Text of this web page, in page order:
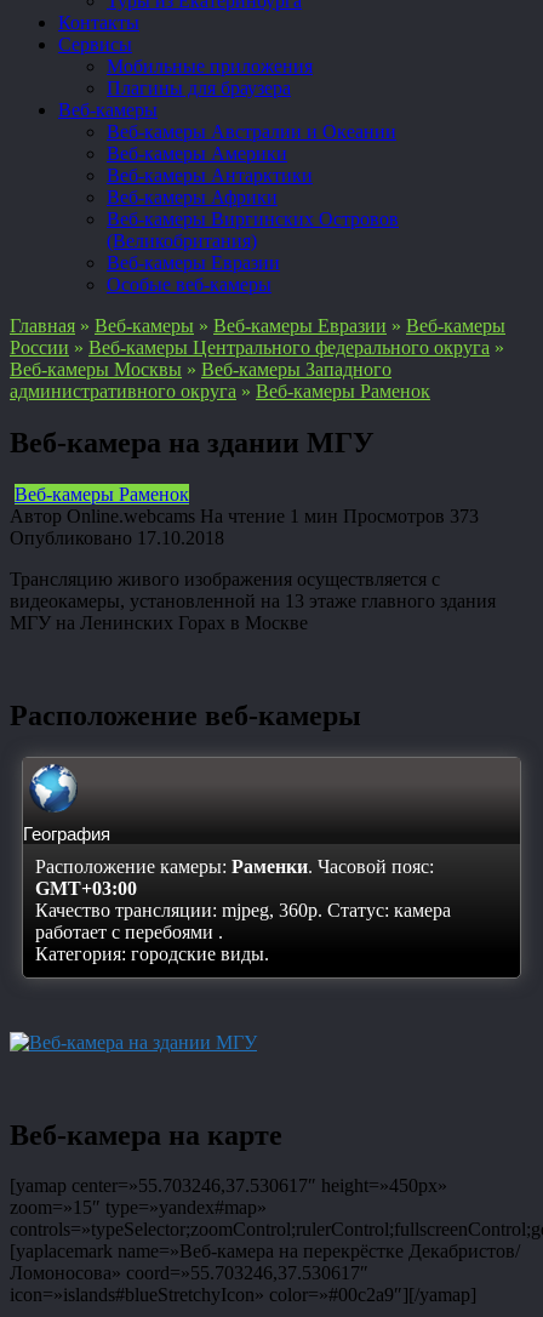
Контакты
Сервисы
Мобильные приложения
Плагины для браузера
Веб-камеры
Веб-камеры Австралии и Океании
Веб-камеры Америки
Веб-камеры Антарктики
Веб-камеры Африки
Веб-камеры Виргинских Островов
(Великобритания)
Веб-камеры Евразии
Особые веб-камеры
Главная » Веб-камеры » Веб-камеры Евразии » Веб-камеры
России » Веб-камеры Центрального федерального округа »
Веб-камеры Москвы » Веб-камеры Западного
административного округа » Веб-камеры Раменок
Веб-камера на здании МГУ
Веб-камеры Раменок
Автор Online.webcams На чтение 1 мин Просмотров 373
Опубликовано 17.10.2018
Трансляцию живого изображения осуществляется с
видеокамеры, установленной на 13 этаже главного здания
МГУ на Ленинских Горах в Москве
Расположение веб-камеры
География
Расположение камеры: Раменки. Часовой пояс:
GMT+03:00
Качество трансляции: mjpeg, 360p. Статус: камера
работает с перебоями .
Категория: городские виды.
Веб-камера на карте
[yamap center=»55.703246,37.530617″ height=»450px»
zoom=»15″ type=»yandex#map»
[yaplacemark name=»Веб-камера на перекрёстке Декабристов/
Ломоносова» coord=»55.703246,37.530617″
icon=»islands#blueStretchyIcon» color=»#00c2a9″][/yamap]